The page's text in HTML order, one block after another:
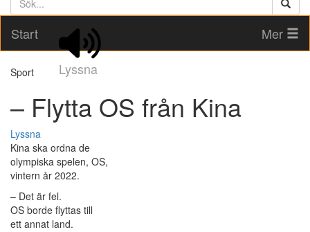
Start
Lyssna
Mer
Sport
– Flytta OS från Kina
Lyssna
Kina ska ordna de
olympiska spelen, OS,
vintern år 2022.
– Det är fel.
OS borde flyttas till
ett annat land.